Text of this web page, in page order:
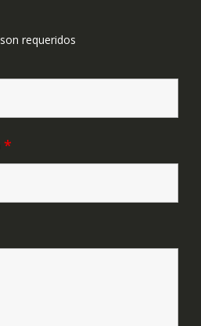
son requeridos
*